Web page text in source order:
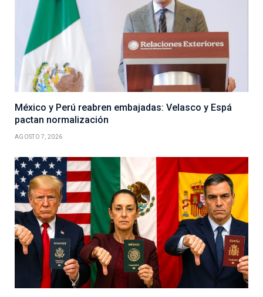
México y Perú reabren embajadas: Velasco y Espá
pactan normalización
AGOSTO 7, 2026